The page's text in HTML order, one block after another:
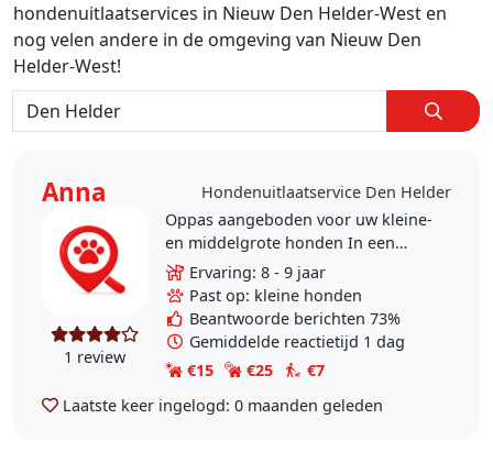
hondenuitlaatservices in Nieuw Den Helder-West en
nog velen andere in de omgeving van Nieuw Den
Helder-West!
Anna Hondenuitlaatservice Den Helder
1 review
Oppas aangeboden voor uw kleine-
en middelgrote honden In een
rustige 1-pers.huishouding met
een cairn Terrier, reutje. Nabij
duingebied en..
Ervaring: 8 - 9 jaar
Past op: kleine honden
Beantwoorde berichten 73%
Gemiddelde reactietijd 1 dag
€15
€25
€7
Laatste keer ingelogd: 0 maanden geleden